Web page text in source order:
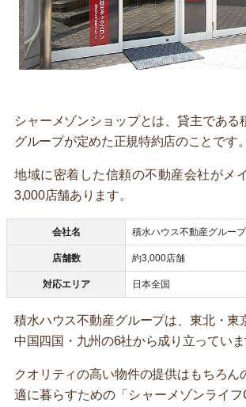
シャーメゾンショップとは、貸主である
グループが定めた正規特約店のことです。
地域に密着した信頼の不動産会社がメ
3,000店舗あります。
会社名 積水ハウス不動産グループ
店舗数 約3,000店舗
対応エリア 日本全国
積水ハウス不動産グループは、東北・東
中国四国・九州の6社から成り立っていま
クオリティの高い物件の提供はもちろん
適に暮らすための「シャーメゾンライ